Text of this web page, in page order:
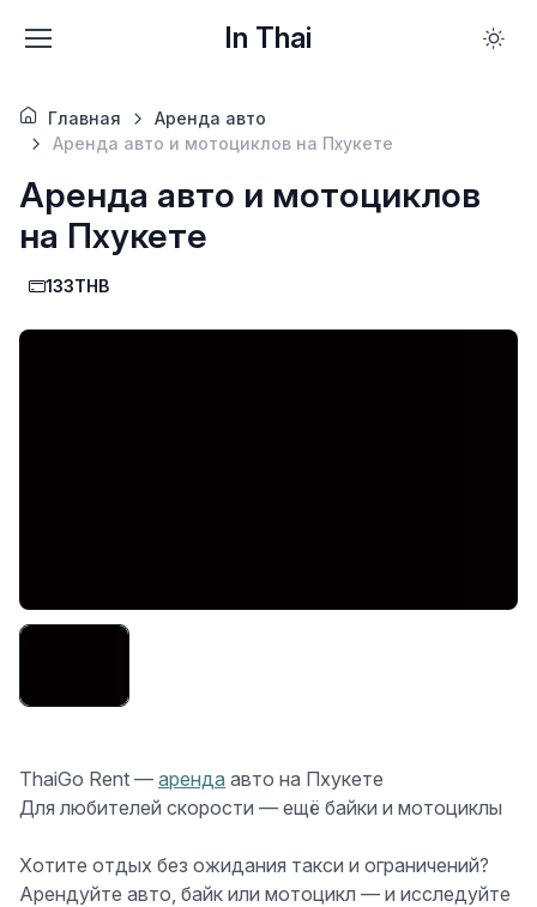
In Thai
Главная
Аренда авто
Аренда авто и мотоциклов на Пхукете
Аренда авто и мотоциклов
на Пхукете
133THB
ThaiGo Rent — аренда авто на Пхукете ️
Для любителей скорости — ещё байки и мотоциклы ️
Хотите отдых без ожидания такси и ограничений?
Арендуйте авто, байк или мотоцикл — и исследуйте